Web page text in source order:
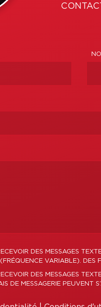
DES MESSAGES
VARIABLE). DES
DES MESSAGES
DE MESSAGERIE PEUVENT